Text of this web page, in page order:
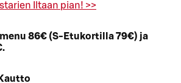
Iltaan pian! >>
86€ (S-Etukortilla 79€) ja